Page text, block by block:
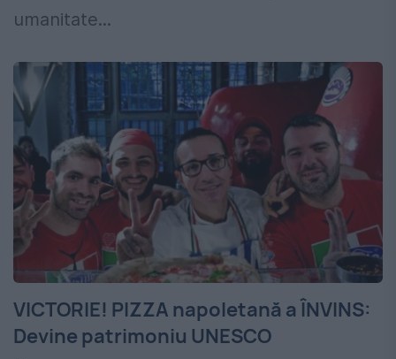
umanitate...
VICTORIE! PIZZA napoletană a ÎNVINS:
Devine patrimoniu UNESCO